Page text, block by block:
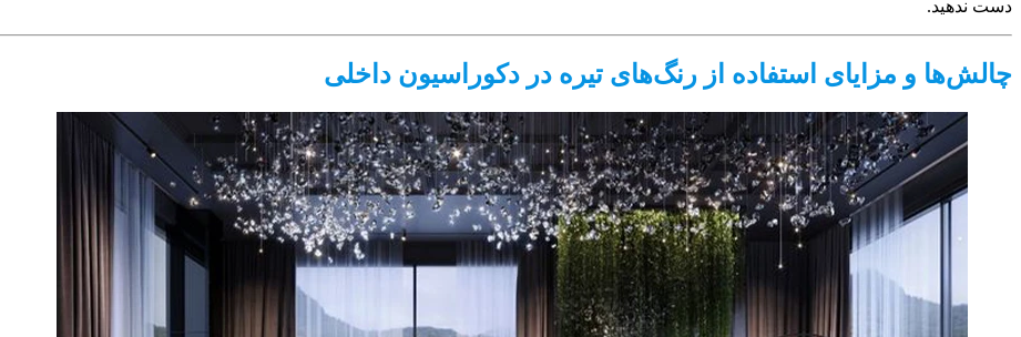
دست ندهید.
چالش‌ها و مزایای استفاده از رنگ‌های تیره در دکوراسیون داخلی